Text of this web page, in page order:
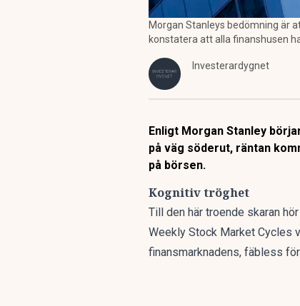
Morgan Stanleys bedömning är
konstatera att alla finanshusen
Investerardygnet
Enligt Morgan Stanley
på väg söderut, räntan
på börsen.
Kognitiv tröghet
Till den här troende skaran
Weekly Stock Market Cycles
finansmarknadens, fäbless